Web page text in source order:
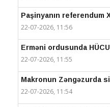
Paşinyanın referendum
22-07-2026, 11:56
Erməni ordusunda
22-07-2026, 11:55
Makronun Zəngəzurda
22-07-2026, 11:54